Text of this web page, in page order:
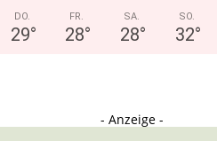
DO.
29°
FR.
28°
SA.
28°
SO.
32°
- Anzeige -